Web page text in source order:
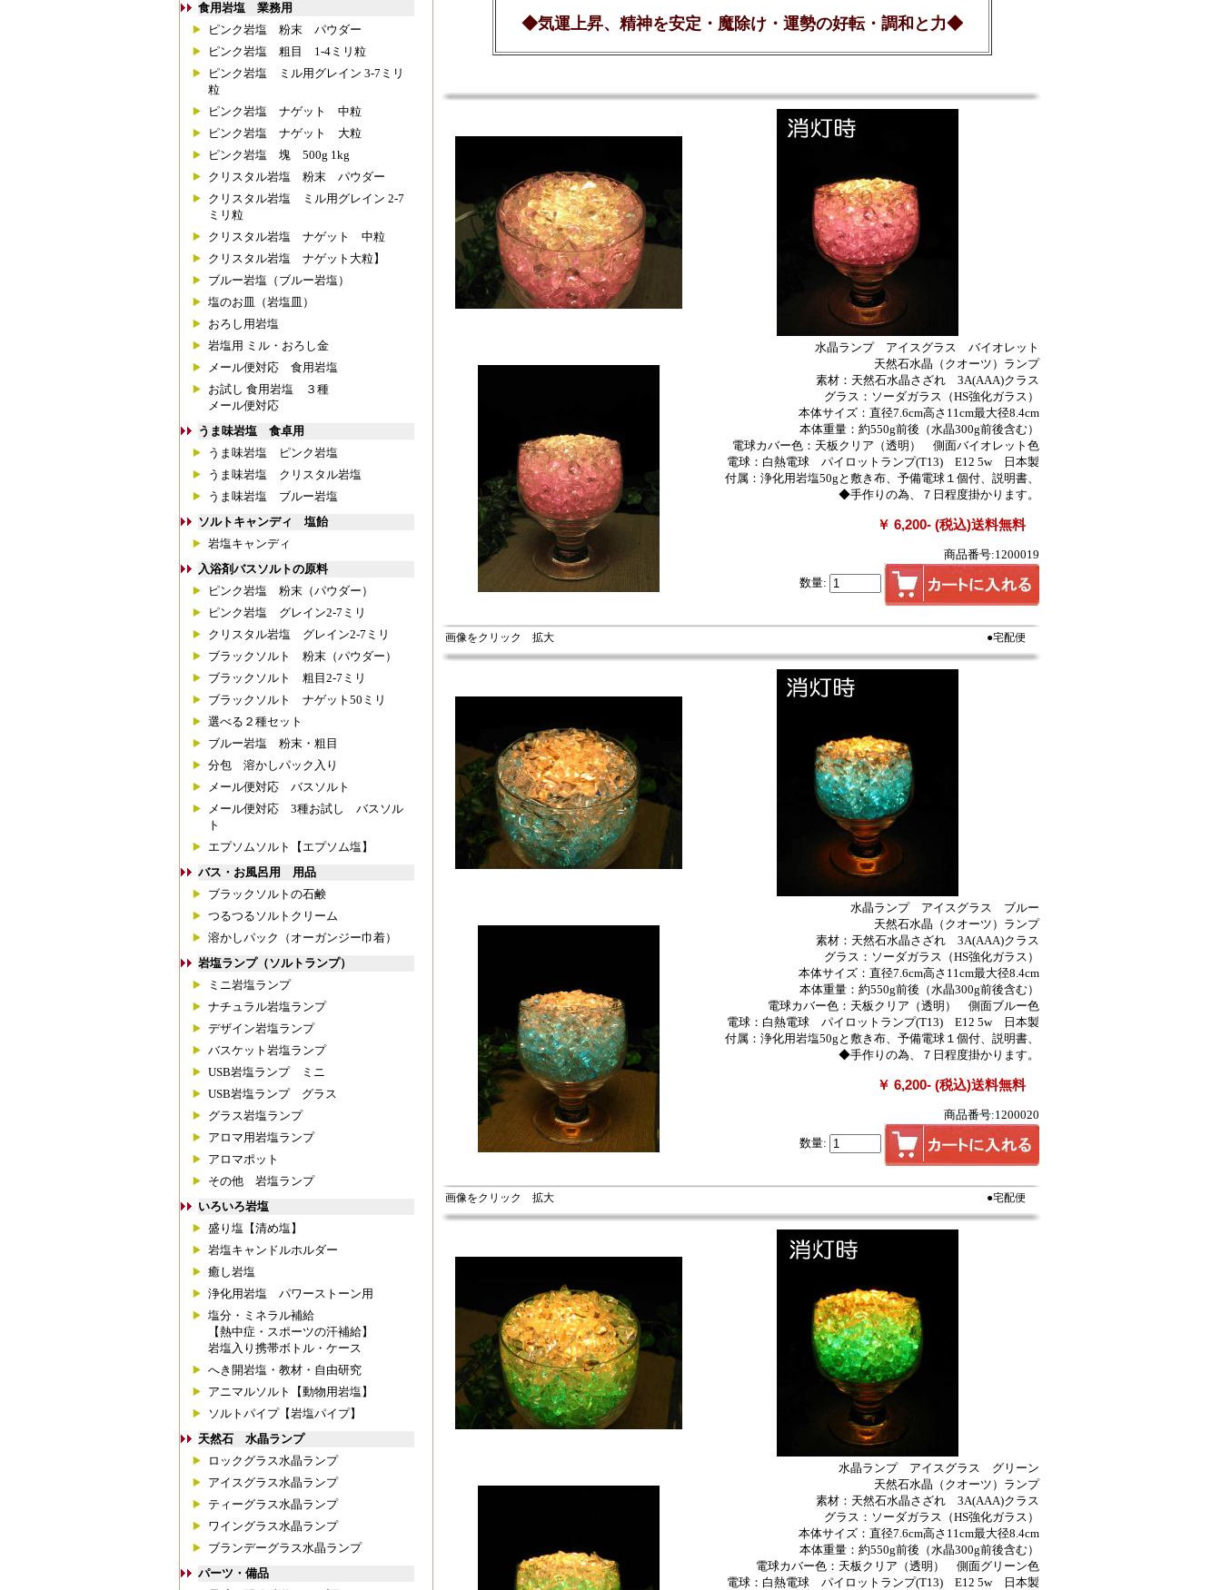
食用岩塩 業務用
ピンク岩塩 粉末 パウダー
ピンク岩塩 粗目 1-4ミリ粒
ピンク岩塩 ミル用グレイン 3-7ミリ
粒
ピンク岩塩 ナゲット 中粒
ピンク岩塩 ナゲット 大粒
ピンク岩塩 塊 500g 1kg
クリスタル岩塩 粉末 パウダー
クリスタル岩塩 ミル用グレイン 2-7
ミリ粒
クリスタル岩塩 ナゲット 中粒
クリスタル岩塩 ナゲット大粒】
ブルー岩塩（ブルー岩塩）
塩のお皿（岩塩皿）
おろし用岩塩
岩塩用 ミル・おろし金
メール便対応 食用岩塩
お試し 食用岩塩 ３種
メール便対応
うま味岩塩 食卓用
うま味岩塩 ピンク岩塩
うま味岩塩 クリスタル岩塩
うま味岩塩 ブルー岩塩
ソルトキャンディ 塩飴
岩塩キャンディ
入浴剤バスソルトの原料
ピンク岩塩 粉末（パウダー）
ピンク岩塩 グレイン2-7ミリ
クリスタル岩塩 グレイン2-7ミリ
ブラックソルト 粉末（パウダー）
ブラックソルト 粗目2-7ミリ
ブラックソルト ナゲット50ミリ
選べる２種セット
ブルー岩塩 粉末・粗目
分包 溶かしパック入り
メール便対応 バスソルト
メール便対応 3種お試し バスソル
ト
エプソムソルト【エプソム塩】
バス・お風呂用 用品
ブラックソルトの石鹸
つるつるソルトクリーム
溶かしパック（オーガンジー巾着）
岩塩ランプ（ソルトランプ）
ミニ岩塩ランプ
ナチュラル岩塩ランプ
デザイン岩塩ランプ
バスケット岩塩ランプ
USB岩塩ランプ ミニ
USB岩塩ランプ グラス
グラス岩塩ランプ
アロマ用岩塩ランプ
アロマポット
その他 岩塩ランプ
いろいろ岩塩
盛り塩【清め塩】
岩塩キャンドルホルダー
癒し岩塩
浄化用岩塩 パワーストーン用
塩分・ミネラル補給
【熱中症・スポーツの汗補給】
岩塩入り携帯ボトル・ケース
へき開岩塩・教材・自由研究
アニマルソルト【動物用岩塩】
ソルトパイプ【岩塩パイプ】
天然石 水晶ランプ
ロックグラス水晶ランプ
アイスグラス水晶ランプ
ティーグラス水晶ランプ
ワイングラス水晶ランプ
ブランデーグラス水晶ランプ
パーツ・備品
◆気運上昇、精神を安定・魔除け・運勢の好転・調和と力◆
水晶ランプ アイスグラス バイオレット
天然石水晶（クオーツ）ランプ
素材：天然石水晶さざれ 3A(AAA)クラス
グラス：ソーダガラス（HS強化ガラス）
本体サイズ：直径7.6cm高さ11cm最大径8.4cm
本体重量：約550g前後（水晶300g前後含む）
電球カバー色：天板クリア（透明） 側面バイオレット色
電球：白熱電球 パイロットランプ(T13) E12 5w 日本製
付属：浄化用岩塩50gと敷き布、予備電球１個付、説明書、
◆手作りの為、７日程度掛かります。
￥ 6,200- (税込)送料無料
商品番号:1200019
数量:
画像をクリック 拡大 ●宅配便
水晶ランプ アイスグラス ブルー
天然石水晶（クオーツ）ランプ
素材：天然石水晶さざれ 3A(AAA)クラス
グラス：ソーダガラス（HS強化ガラス）
本体サイズ：直径7.6cm高さ11cm最大径8.4cm
本体重量：約550g前後（水晶300g前後含む）
電球カバー色：天板クリア（透明） 側面ブルー色
電球：白熱電球 パイロットランプ(T13) E12 5w 日本製
付属：浄化用岩塩50gと敷き布、予備電球１個付、説明書、
◆手作りの為、７日程度掛かります。
￥ 6,200- (税込)送料無料
商品番号:1200020
数量:
画像をクリック 拡大 ●宅配便
水晶ランプ アイスグラス グリーン
天然石水晶（クオーツ）ランプ
素材：天然石水晶さざれ 3A(AAA)クラス
グラス：ソーダガラス（HS強化ガラス）
本体サイズ：直径7.6cm高さ11cm最大径8.4cm
本体重量：約550g前後（水晶300g前後含む）
電球カバー色：天板クリア（透明） 側面グリーン色
電球：白熱電球 パイロットランプ(T13) E12 5w 日本製